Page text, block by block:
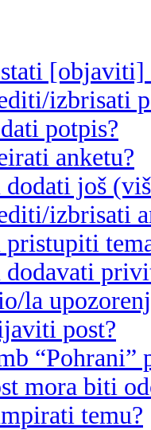
[objaviti]
izbrisati
potpis?
anketu?
dodati još
izbrisati
pristupiti
dodavati
la
post?
mora biti
temu?